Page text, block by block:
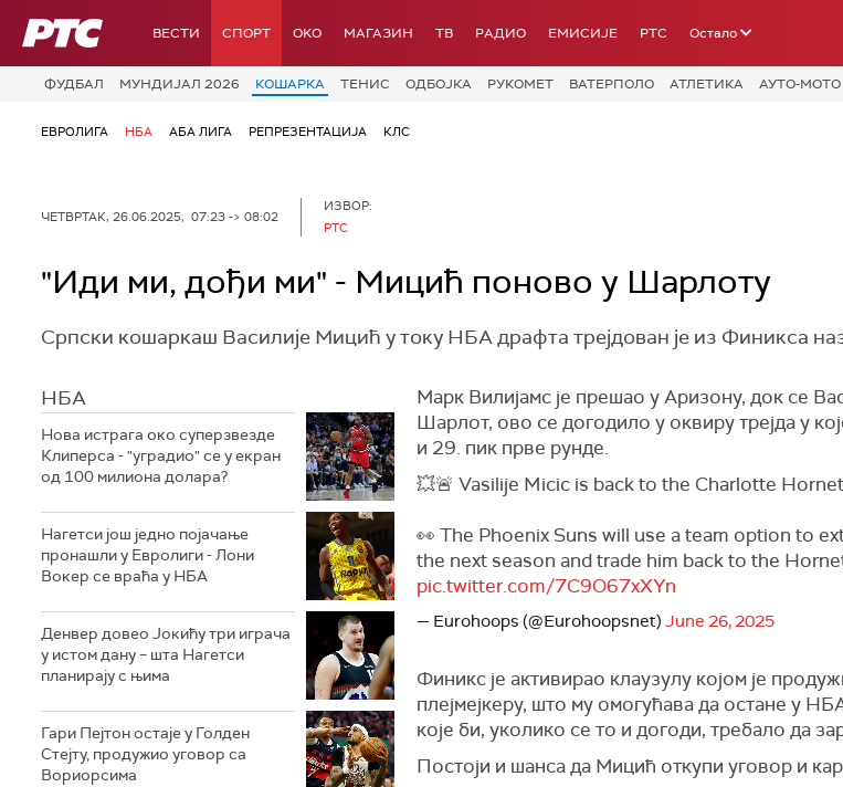
РТС ВЕСТИ СПОРТ OKO МАГАЗИН ТВ РАДИО ЕМИСИЈЕ РТС Остало
ФУДБАЛ МУНДИЈАЛ 2026 КОШАРКА ТЕНИС ОДБОЈКА РУКОМЕТ ВАТЕРПОЛО АТЛЕТИКА АУТО-МОТО
ЕВРОЛИГА НБА АБА ЛИГА РЕПРЕЗЕНТАЦИЈА КЛС
ЧЕТВРТАК, 26.06.2025, 07:23 -> 08:02
ИЗВОР:
РТС
"Иди ми, дођи ми" - Мицић поново у Шарлоту
Српски кошаркаш Василије Мицић у току НБА драфта трејдован је из Финикса
НБА
Нова истрага око суперзвезде
Клиперса - "уградио" се у екран
од 100 милиона долара?
Нагетси још једно појачање
пронашли у Евролиги - Лони
Вокер се враћа у НБА
Денвер довео Јокићу три играча
у истом дану – шта Нагетси
планирају с њима
Гари Пејтон остаје у Голден
Стејту, продужио уговор са
Вориорсима
Марк Вилијамс је прешао у Аризону, док се
Шарлот, oво се догодило у оквиру трејда у
и 29. пик прве рунде.
💥🚨 Vasilije Micic is back to the Charlotte
👀 The Phoenix Suns will use a team option to
the next season and trade him back to the
pic.twitter.com/7C9O67xXYn
— Eurohoops (@Eurohoopsnet) June 26, 2025
Финикс је активирао клаузулу којом је
плејмејкеру, што му омогућава да остане у
које би, уколико се то и догоди, требало да
Постоји и шанса да Мицић откупи уговор и